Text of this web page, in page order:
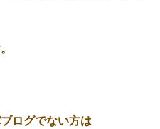
ない方は